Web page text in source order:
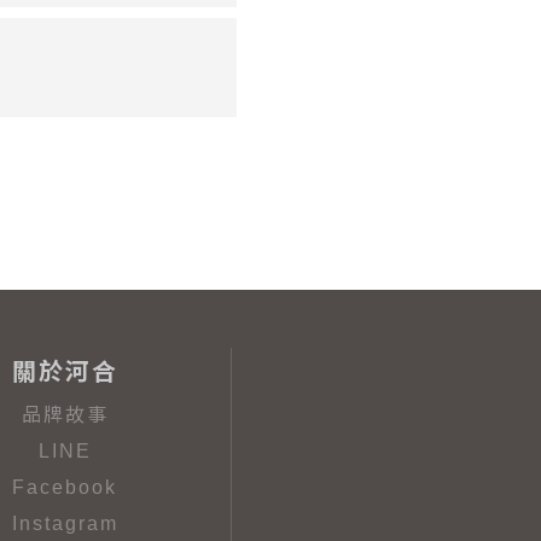
關於河合
品牌故事
LINE
Facebook
Instagram